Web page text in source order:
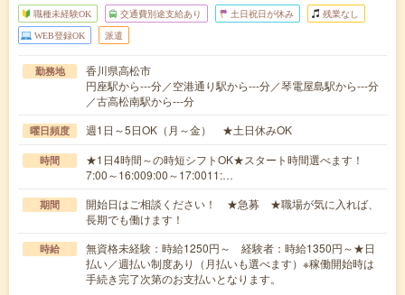
職種未経験OK 交通費別途支給あり 土日祝日が休み 残業なし
WEB登録OK 派遣
勤務地
香川県高松市
円座駅から---分／空港通り駅から---分／琴電屋島駅から---分
／古高松南駅から---分
曜日頻度 週1日～5日OK（月～金） ★土日休みOK
時間
★1日4時間～の時短シフトOK★スタート時間選べます！
7:00～16:009:00～17:0011:…
期間
開始日はご相談ください！ ★急募 ★職場が気に入れば、
長期でも働けます！
時給
無資格未経験：時給1250円～ 経験者：時給1350円～★日
払い／週払い制度あり（月払いも選べます）※稼働開始時は
手続き完了次第のお支払いとなります。